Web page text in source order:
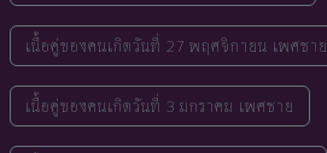
เนื้อคู่ของคนเกิดวันที่ 27 พฤศจิกายน เพศชาย
เนื้อคู่ของคนเกิดวันที่ 3 มกราคม เพศชาย